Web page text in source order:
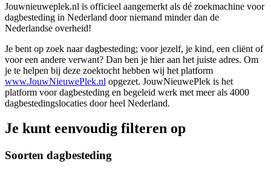
Jouwnieuweplek.nl is officieel aangemerkt als dé zoekmachine voor
dagbesteding in Nederland door niemand minder dan de
Nederlandse overheid!
Je bent op zoek naar dagbesteding; voor jezelf, je kind, een cliënt of
voor een andere verwant? Dan ben je hier aan het juiste adres. Om
je te helpen bij deze zoektocht hebben wij het platform
www.JouwNieuwePlek.nl opgezet. JouwNieuwePlek is het
platform voor dagbesteding en begeleid werk met meer als 4000
dagbestedingslocaties door heel Nederland.
Je kunt eenvoudig filteren op
Soorten dagbesteding